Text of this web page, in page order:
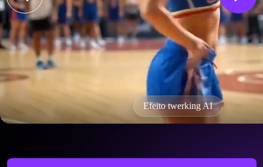
Efeito twerking AI